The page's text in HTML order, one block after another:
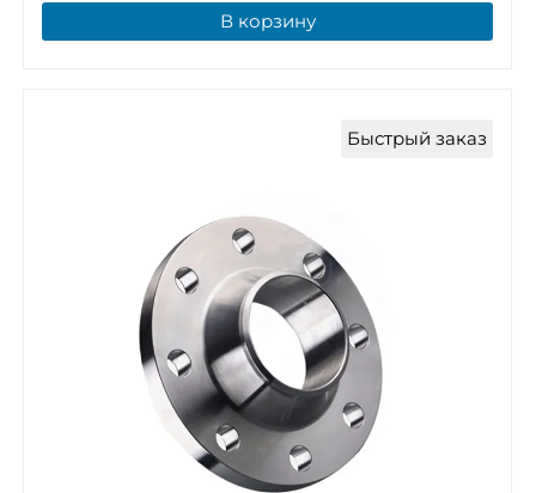
В корзину
Быстрый заказ